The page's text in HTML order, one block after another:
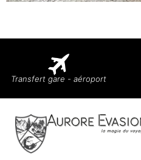
Transfert gare - aéroport